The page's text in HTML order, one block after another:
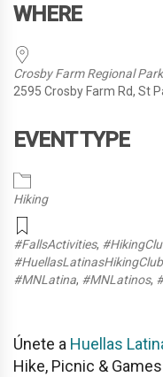
WHERE
Crosby Farm Regional Park
2595 Crosby Farm Rd, St
EVENT TYPE
Hiking
#FallsActivities,
#HuellasLatinasHikingClub
#MNLatina, #MNLatinos,
Únete a Huellas
Hike, Picnic &